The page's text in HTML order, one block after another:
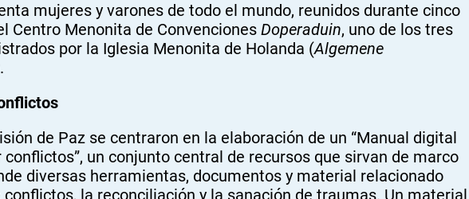
mujeres y varones de todo el mundo, reunidos durante cinco
Centro Menonita de Convenciones Doperaduin, uno de los tres
por la Iglesia Menonita de Holanda (Algemene
de Paz se centraron en la elaboración de un “Manual digital
un conjunto central de recursos que sirvan de marco
diversas herramientas, documentos y material relacionado